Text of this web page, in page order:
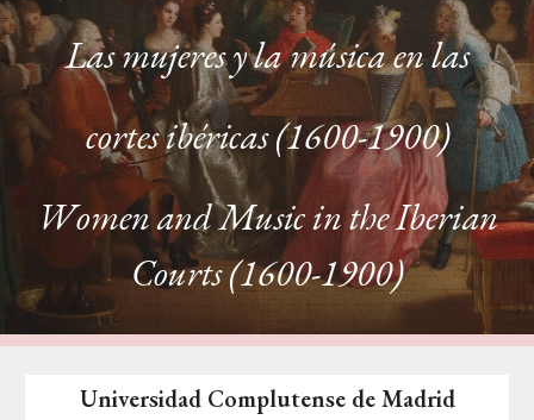
Lasmujeres y la música en las
cortesibéricas (1600-1900)
Women andMusic in the Iberian
Courts (1600-1900)
Universidad Complutense de Madrid